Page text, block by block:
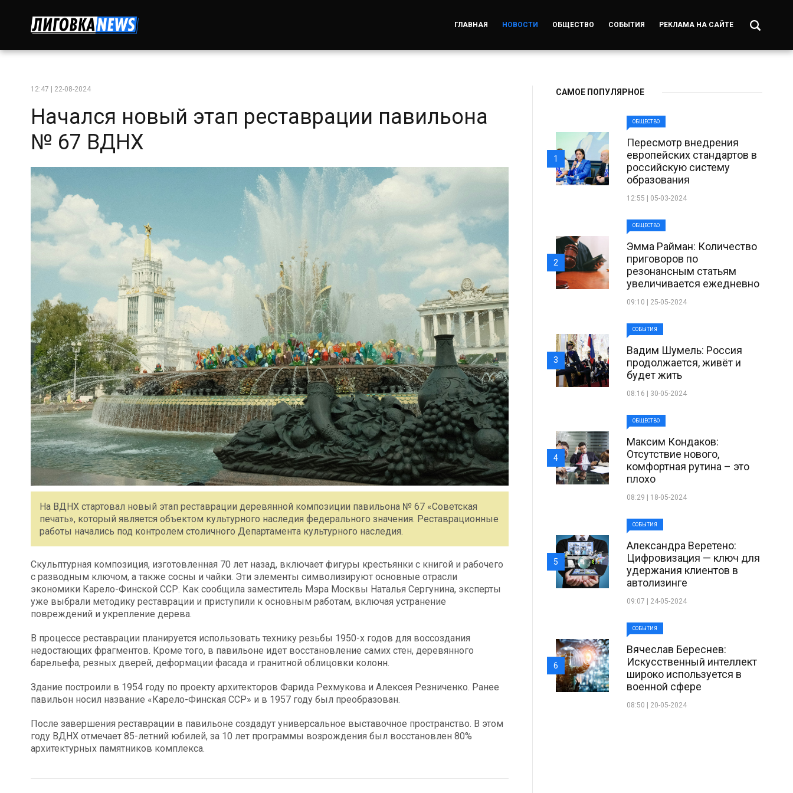
ГЛАВНАЯ НОВОСТИ ОБЩЕСТВО СОБЫТИЯ РЕКЛАМА НА САЙТЕ
12:47 | 22-08-2024
Начался новый этап реставрации павильона
№ 67 ВДНХ
На ВДНХ стартовал новый этап реставрации деревянной композиции павильона № 67 «Советская
печать», который является объектом культурного наследия федерального значения. Реставрационные
работы начались под контролем столичного Департамента культурного наследия.
Скульптурная композиция, изготовленная 70 лет назад, включает фигуры крестьянки с книгой и рабочего
с разводным ключом, а также сосны и чайки. Эти элементы символизируют основные отрасли
экономики Карело-Финской ССР. Как сообщила заместитель Мэра Москвы Наталья Сергунина, эксперты
уже выбрали методику реставрации и приступили к основным работам, включая устранение
повреждений и укрепление дерева.
В процессе реставрации планируется использовать технику резьбы 1950-х годов для воссоздания
недостающих фрагментов. Кроме того, в павильоне идет восстановление самих стен, деревянного
барельефа, резных дверей, деформации фасада и гранитной облицовки колонн.
Здание построили в 1954 году по проекту архитекторов Фарида Рехмукова и Алексея Резниченко. Ранее
павильон носил название «Карело-Финская ССР» и в 1957 году был преобразован.
После завершения реставрации в павильоне создадут универсальное выставочное пространство. В этом
году ВДНХ отмечает 85-летний юбилей, за 10 лет программы возрождения был восстановлен 80%
архитектурных памятников комплекса.
САМОЕ ПОПУЛЯРНОЕ
ОБЩЕСТВО
Пересмотр внедрения
европейских стандартов в
российскую систему
образования
12:55 | 05-03-2024
1
ОБЩЕСТВО
Эмма Райман: Количество
приговоров по
резонансным статьям
увеличивается ежедневно
09:10 | 25-05-2024
2
СОБЫТИЯ
Вадим Шумель: Россия
продолжается, живёт и
будет жить
08:16 | 30-05-2024
3
ОБЩЕСТВО
Максим Кондаков:
Отсутствие нового,
комфортная рутина – это
плохо
08:29 | 18-05-2024
4
СОБЫТИЯ
Александра Веретено:
Цифровизация — ключ для
удержания клиентов в
автолизинге
09:07 | 24-05-2024
5
СОБЫТИЯ
Вячеслав Береснев:
Искусственный интеллект
широко используется в
военной сфере
08:50 | 20-05-2024
6